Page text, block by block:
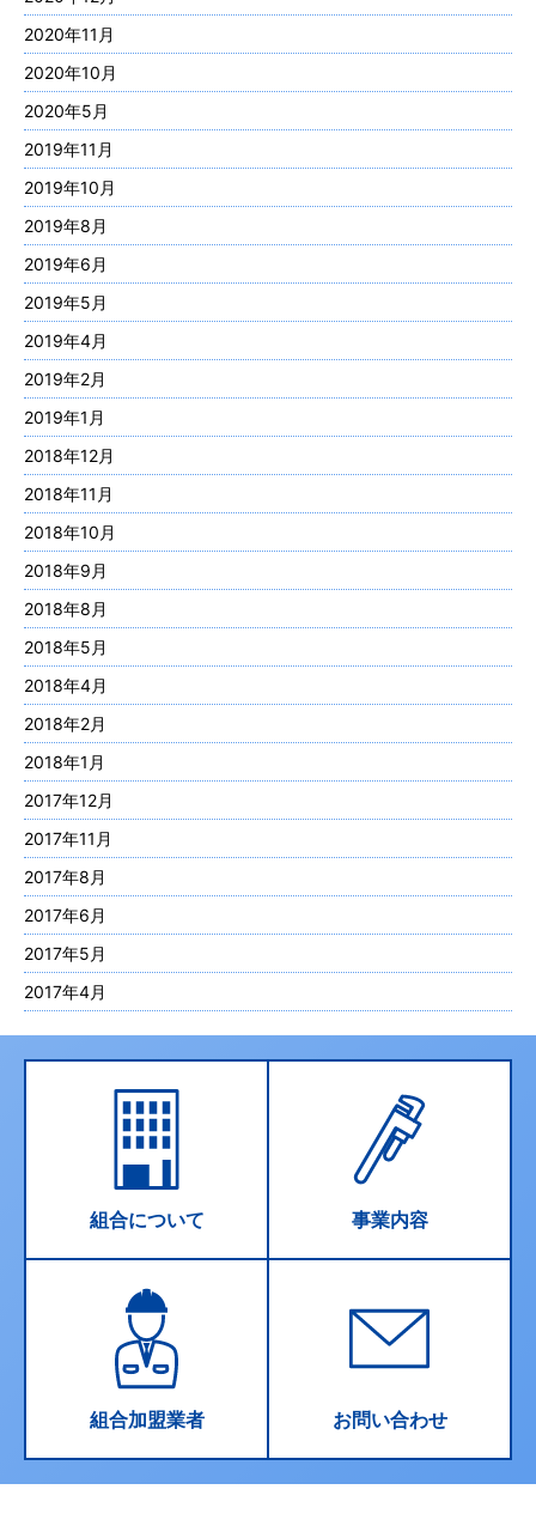
2020年11月
2020年10月
2020年5月
2019年11月
2019年10月
2019年8月
2019年6月
2019年5月
2019年4月
2019年2月
2019年1月
2018年12月
2018年11月
2018年10月
2018年9月
2018年8月
2018年5月
2018年4月
2018年2月
2018年1月
2017年12月
2017年11月
2017年8月
2017年6月
2017年5月
2017年4月
組合について 事業内容
組合加盟業者 お問い合わせ